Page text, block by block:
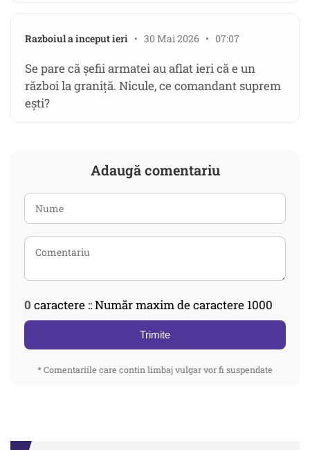
Razboiul a inceput ieri • 30 Mai 2026 • 07:07
Se pare că șefii armatei au aflat ieri că e un
război la graniță. Nicule, ce comandant suprem
ești?
Adaugă comentariu
0 caractere :: Număr maxim de caractere 1000
Trimite
* Comentariile care contin limbaj vulgar vor fi suspendate